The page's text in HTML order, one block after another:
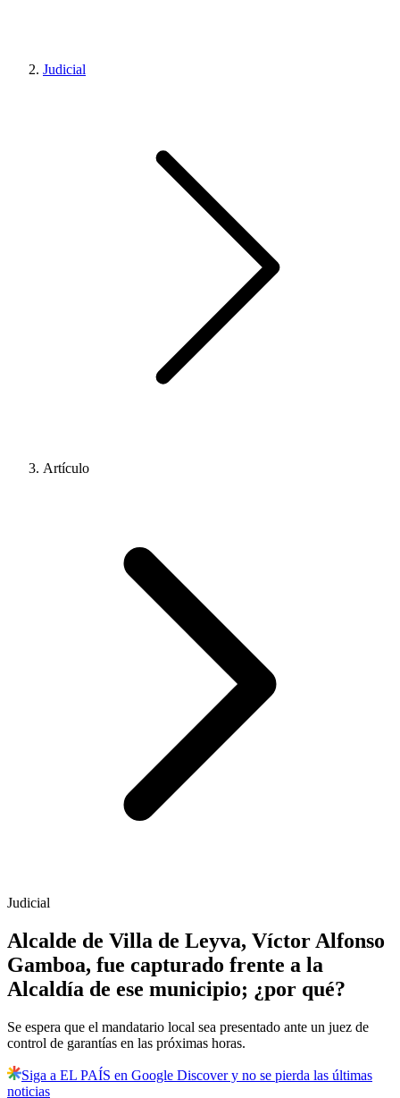
Judicial
Artículo
Judicial
Alcalde de Villa de Leyva, Víctor Alfonso
Gamboa, fue capturado frente a la
Alcaldía de ese municipio; ¿por qué?
Se espera que el mandatario local sea presentado ante un juez de
control de garantías en las próximas horas.
Siga a EL PAÍS en Google Discover y no se pierda las últimas
noticias